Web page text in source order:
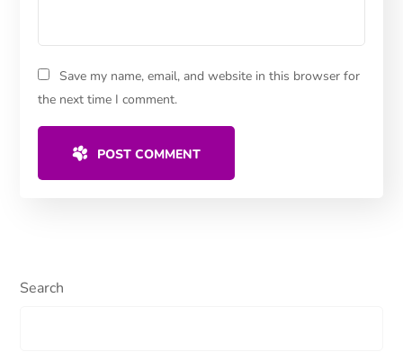
Save my name, email, and website in this browser for
the next time I comment.
POST COMMENT
Search